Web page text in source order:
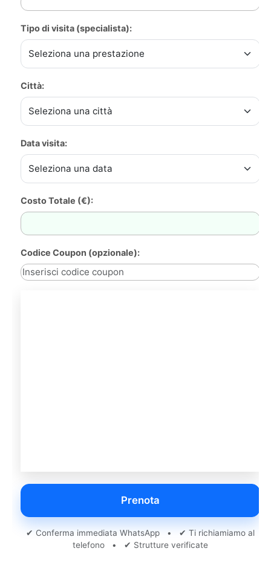
Tipo di visita (specialista):
Città:
Data visita:
Costo Totale (€):
Codice Coupon (opzionale):
Prenota
✔ Conferma immediata WhatsApp • ✔ Ti richiamiamo al
telefono • ✔ Strutture verificate